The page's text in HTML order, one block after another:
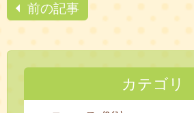
前の記事
カテゴリ